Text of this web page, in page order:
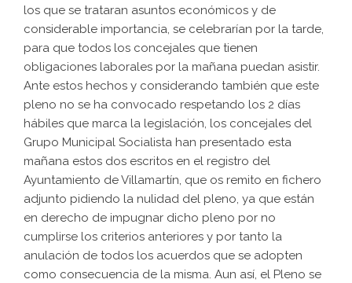
los que se trataran asuntos económicos y de
considerable importancia, se celebrarían por la tarde,
para que todos los concejales que tienen
obligaciones laborales por la mañana puedan asistir.
Ante estos hechos y considerando también que este
pleno no se ha convocado respetando los 2 días
hábiles que marca la legislación, los concejales del
Grupo Municipal Socialista han presentado esta
mañana estos dos escritos en el registro del
Ayuntamiento de Villamartín, que os remito en fichero
adjunto pidiendo la nulidad del pleno, ya que están
en derecho de impugnar dicho pleno por no
cumplirse los criterios anteriores y por tanto la
anulación de todos los acuerdos que se adopten
como consecuencia de la misma. Aun así, el Pleno se